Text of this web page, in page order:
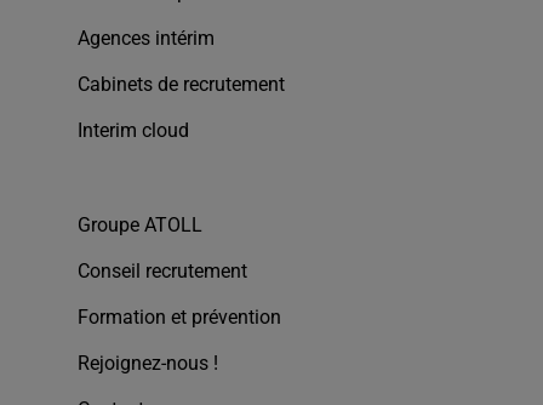
Agences intérim
Cabinets de recrutement
Interim cloud
Groupe ATOLL
Conseil recrutement
Formation et prévention
Rejoignez-nous !